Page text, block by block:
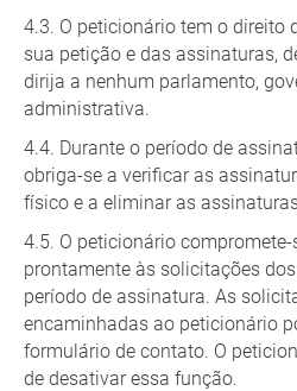
O peticionário tem o direito
sua petição e das assinaturas,
dirija a nenhum parlamento,
administrativa.
Durante o período de
obriga-se a verificar as
físico e a eliminar as
O peticionário compromete-
prontamente às solicitações
período de assinatura. As
encaminhadas ao peticionário
formulário de contato. O
de desativar essa função.